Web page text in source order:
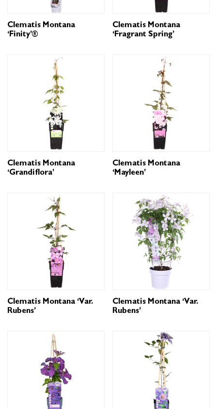
Clematis Montana
‘Finity’®
Clematis Montana
‘Fragrant Spring’
Clematis Montana
‘Grandiflora’
Clematis Montana
‘Mayleen’
Clematis Montana ‘var.
Rubens’
Clematis Montana ‘var.
Rubens’